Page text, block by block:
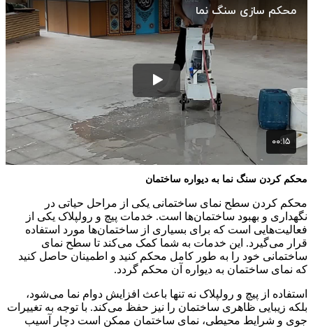
محکم کردن سنگ نما به دیواره ساختمان
محکم کردن سطح نمای ساختمانی یکی از مراحل حیاتی در
نگهداری و بهبود ساختمان‌ها است. خدمات پیچ و رولپلاک یکی از
فعالیت‌هایی است که برای بسیاری از ساختمان‌ها مورد استفاده
قرار می‌گیرد. این خدمات به شما کمک می‌کند تا سطح نمای
ساختمانی خود را به طور کامل محکم کنید و اطمینان حاصل کنید
که نمای ساختمان به دیواره آن محکم گردد.
استفاده از پیچ و رولپلاک نه تنها باعث افزایش دوام نما می‌شود،
بلکه زیبایی ظاهری ساختمان را نیز حفظ می‌کند. با توجه به تغییرات
جوی و شرایط محیطی، نمای ساختمان ممکن است دچار آسیب